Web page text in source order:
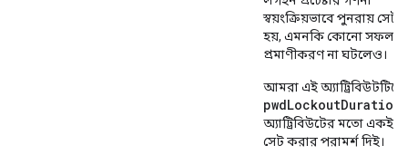
স্বয়ংক্রিয়ভাবে পুনরায় সেট
হয়, এমনকি কোনো সফল
প্রমাণীকরণ না ঘটলেও।
আমরা এই অ্যাট্রিবিউটটিকে
pwdLockoutDuration
অ্যাট্রিবিউটের মতো একই
সেট করার পরামর্শ দিই।